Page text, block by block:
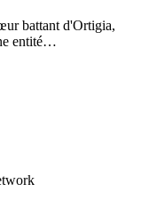
battant d'Ortigia,
entité…